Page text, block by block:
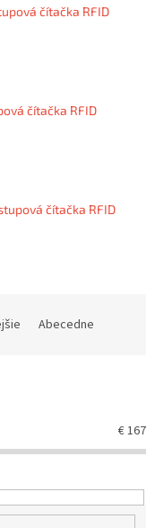
čítačka RFID
čítačka RFID
čítačka RFID
Abecedne
€167